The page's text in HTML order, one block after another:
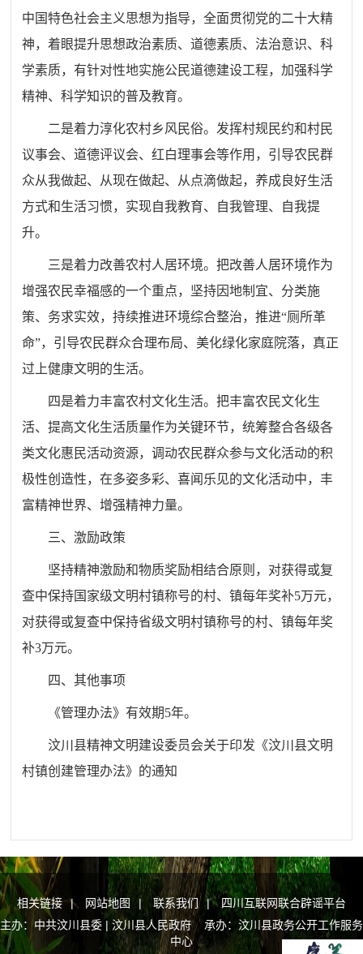
中国特色社会主义思想为指导，全面贯彻党的二十大精
神，着眼提升思想政治素质、道德素质、法治意识、科
学素质，有针对性地实施公民道德建设工程，加强科学
精神、科学知识的普及教育。
二是着力淳化农村乡风民俗。发挥村规民约和村民
议事会、道德评议会、红白理事会等作用，引导农民群
众从我做起、从现在做起、从点滴做起，养成良好生活
方式和生活习惯，实现自我教育、自我管理、自我提
升。
三是着力改善农村人居环境。把改善人居环境作为
增强农民幸福感的一个重点，坚持因地制宜、分类施
策、务求实效，持续推进环境综合整治，推进“厕所革
命”，引导农民群众合理布局、美化绿化家庭院落，真正
过上健康文明的生活。
四是着力丰富农村文化生活。把丰富农民文化生
活、提高文化生活质量作为关键环节，统筹整合各级各
类文化惠民活动资源，调动农民群众参与文化活动的积
极性创造性，在多姿多彩、喜闻乐见的文化活动中，丰
富精神世界、增强精神力量。
三、激励政策
坚持精神激励和物质奖励相结合原则，对获得或复
查中保持国家级文明村镇称号的村、镇每年奖补5万元，
对获得或复查中保持省级文明村镇称号的村、镇每年奖
补3万元。
四、其他事项
《管理办法》有效期5年。
汶川县精神文明建设委员会关于印发《汶川县文明
村镇创建管理办法》的通知
相关链接 | 网站地图 | 联系我们 |
四川互联网联合辟谣平台
主办：中共汶川县委 | 汶川县人民政府 承办：汶川县政务公开工作服务
中心